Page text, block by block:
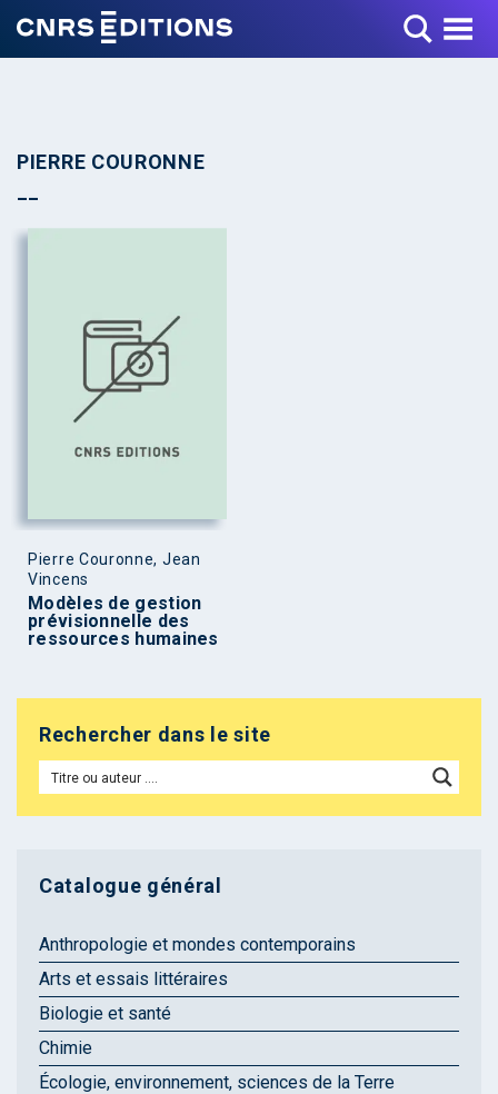
Toggle Menu
PIERRE COURONNE
Pierre Couronne, Jean
Vincens
Modèles de gestion
prévisionnelle des
ressources humaines
Rechercher dans le site
Catalogue général
Anthropologie et mondes contemporains
Arts et essais littéraires
Biologie et santé
Chimie
Écologie, environnement, sciences de la Terre